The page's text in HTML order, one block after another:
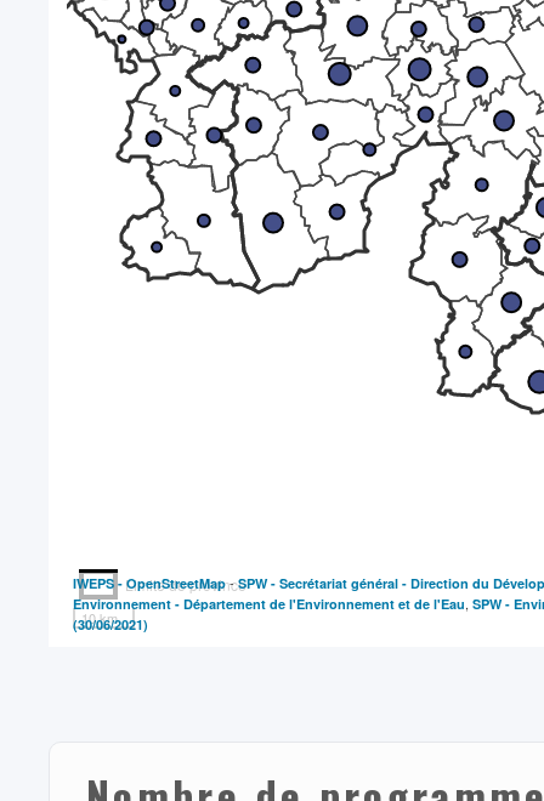
Limite de province
10 km
IWEPS - OpenStreetMap-SPW - Secrétariat général - Direction du
Environnement - Département de l'Environnement et de l'Eau, SPW -
(30/06/2021)